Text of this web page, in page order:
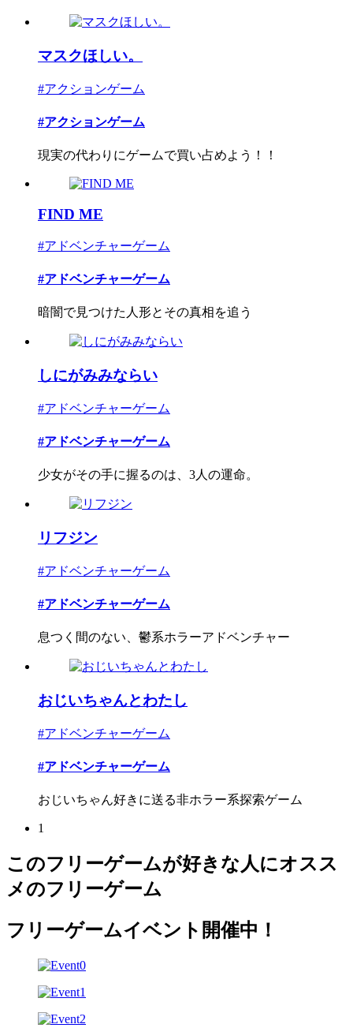
マスクほしい。
#アクションゲーム
#アクションゲーム
現実の代わりにゲームで買い占めよう！！
FIND ME
#アドベンチャーゲーム
#アドベンチャーゲーム
暗闇で見つけた人形とその真相を追う
しにがみみならい
#アドベンチャーゲーム
#アドベンチャーゲーム
少女がその手に握るのは、3人の運命。
リフジン
#アドベンチャーゲーム
#アドベンチャーゲーム
息つく間のない、鬱系ホラーアドベンチャー
おじいちゃんとわたし
#アドベンチャーゲーム
#アドベンチャーゲーム
おじいちゃん好きに送る非ホラー系探索ゲーム
1
このフリーゲームが好きな人にオスス
メのフリーゲーム
フリーゲームイベント開催中！